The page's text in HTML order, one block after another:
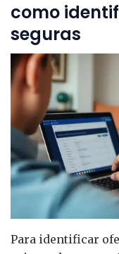
como
seguras
Para identificar